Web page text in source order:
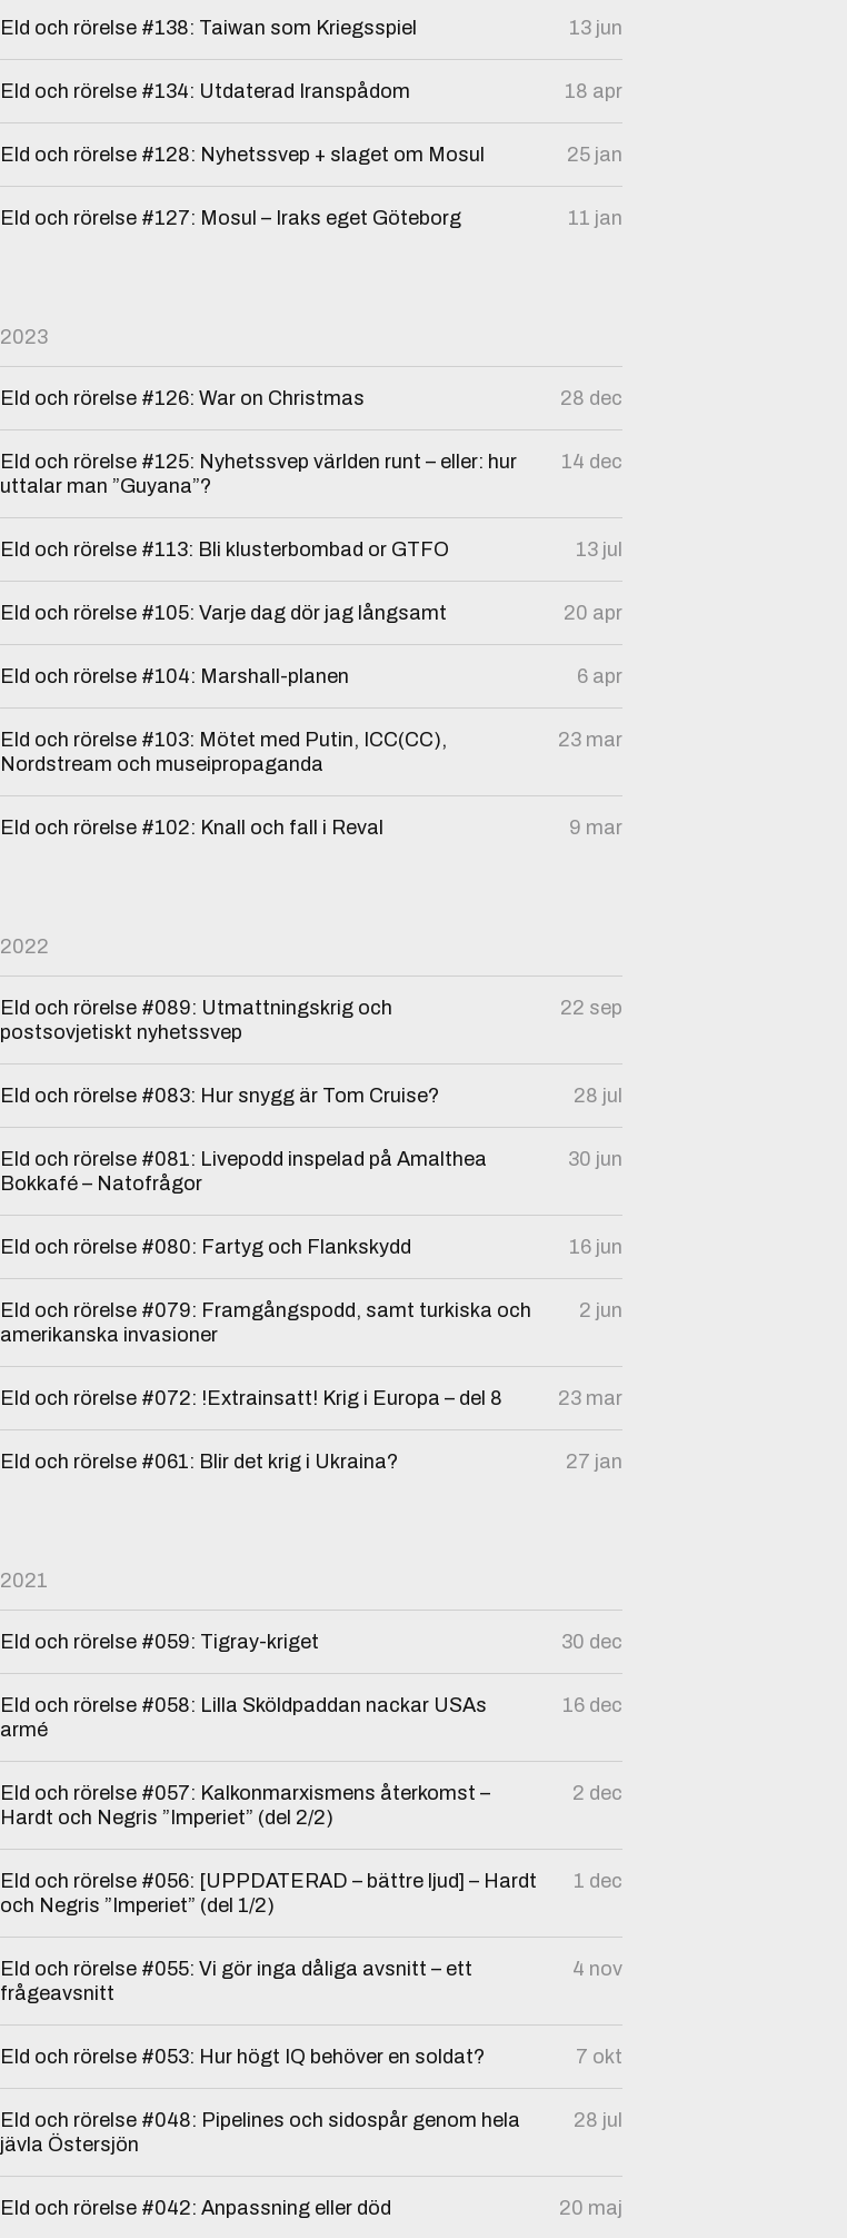
Eld och rörelse #138: Taiwan som Kriegsspiel 13 jun
Eld och rörelse #134: Utdaterad Iranspådom 18 apr
Eld och rörelse #128: Nyhetssvep + slaget om Mosul 25 jan
Eld och rörelse #127: Mosul – Iraks eget Göteborg 11 jan
2023
Eld och rörelse #126: War on Christmas 28 dec
Eld och rörelse #125: Nyhetssvep världen runt – eller: hur
uttalar man ”Guyana”?
14 dec
Eld och rörelse #113: Bli klusterbombad or GTFO 13 jul
Eld och rörelse #105: Varje dag dör jag långsamt 20 apr
Eld och rörelse #104: Marshall-planen 6 apr
Eld och rörelse #103: Mötet med Putin, ICC(CC),
Nordstream och museipropaganda
23 mar
Eld och rörelse #102: Knall och fall i Reval 9 mar
2022
Eld och rörelse #089: Utmattningskrig och
postsovjetiskt nyhetssvep
22 sep
Eld och rörelse #083: Hur snygg är Tom Cruise? 28 jul
Eld och rörelse #081: Livepodd inspelad på Amalthea
Bokkafé – Natofrågor
30 jun
Eld och rörelse #080: Fartyg och Flankskydd 16 jun
Eld och rörelse #079: Framgångspodd, samt turkiska och
amerikanska invasioner
2 jun
Eld och rörelse #072: !Extrainsatt! Krig i Europa – del 8 23 mar
Eld och rörelse #061: Blir det krig i Ukraina? 27 jan
2021
Eld och rörelse #059: Tigray-kriget 30 dec
Eld och rörelse #058: Lilla Sköldpaddan nackar USAs
armé
16 dec
Eld och rörelse #057: Kalkonmarxismens återkomst –
Hardt och Negris ”Imperiet” (del 2/2)
2 dec
Eld och rörelse #056: [UPPDATERAD – bättre ljud] – Hardt
och Negris ”Imperiet” (del 1/2)
1 dec
Eld och rörelse #055: Vi gör inga dåliga avsnitt – ett
frågeavsnitt
4 nov
Eld och rörelse #053: Hur högt IQ behöver en soldat? 7 okt
Eld och rörelse #048: Pipelines och sidospår genom hela
jävla Östersjön
28 jul
Eld och rörelse #042: Anpassning eller död 20 maj